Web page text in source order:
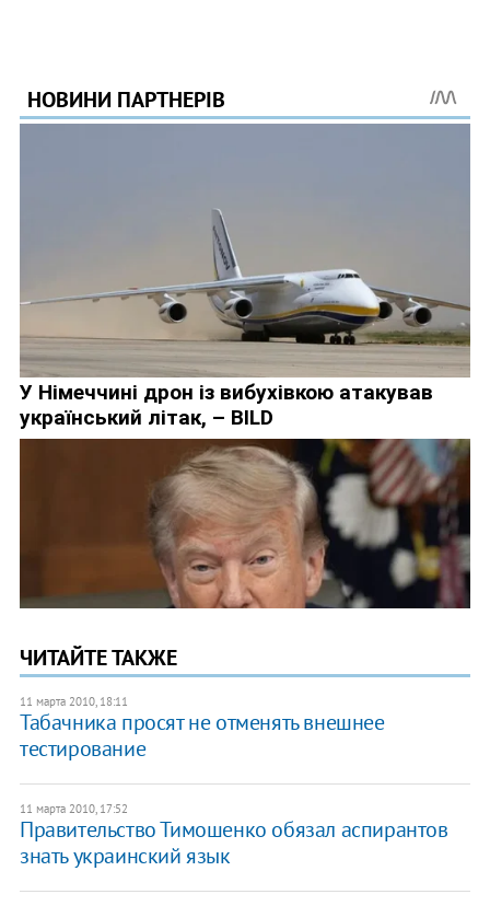
ЧИТАЙТЕ ТАКЖЕ
11 марта 2010, 18:11
Табачника просят не отменять внешнее
тестирование
11 марта 2010, 17:52
Правительство Тимошенко обязал аспирантов
знать украинский язык